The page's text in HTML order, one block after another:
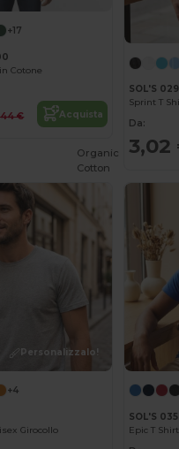
+17
Cotone
€ Acquista
SOL'S
Sprint T
Da:
3,02
Personalizzalo!
+4
Girocollo
Organic
Cotton
SOL'S
Epic T